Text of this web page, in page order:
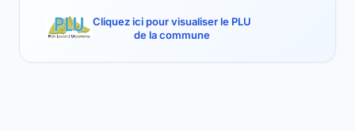
Cliquez ici pour visualiser le PLU
de la commune